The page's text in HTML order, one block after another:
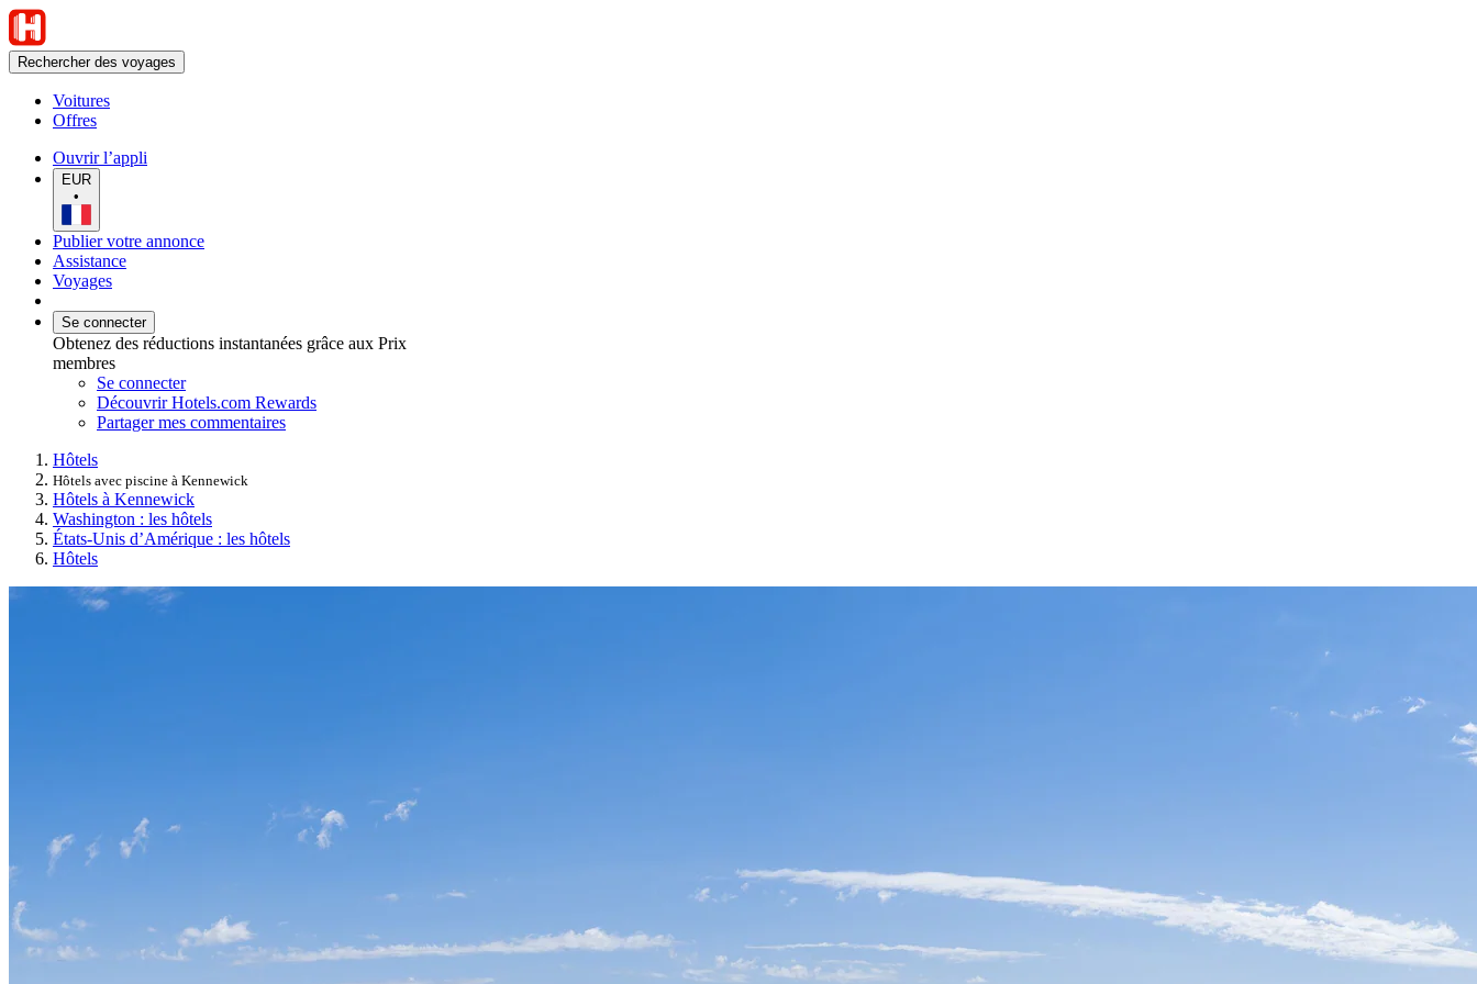
Rechercher des voyages
Voitures
Offres
Ouvrir l’appli
EUR
•
Publier votre annonce
Assistance
Voyages
Se connecter
Obtenez des réductions instantanées grâce aux Prix
membres
Se connecter
Découvrir Hotels.com Rewards
Partager mes commentaires
Hôtels
Hôtels avec piscine à Kennewick
Hôtels à Kennewick
Washington : les hôtels
États-Unis d’Amérique : les hôtels
Hôtels